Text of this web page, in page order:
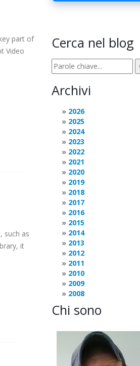
part of
Video
such as
it
Cerca nel blog
Archivi
2026
2025
2024
2023
2022
2021
2020
2019
2018
2017
2016
2015
2014
2013
2012
2011
2010
2009
2008
Chi sono